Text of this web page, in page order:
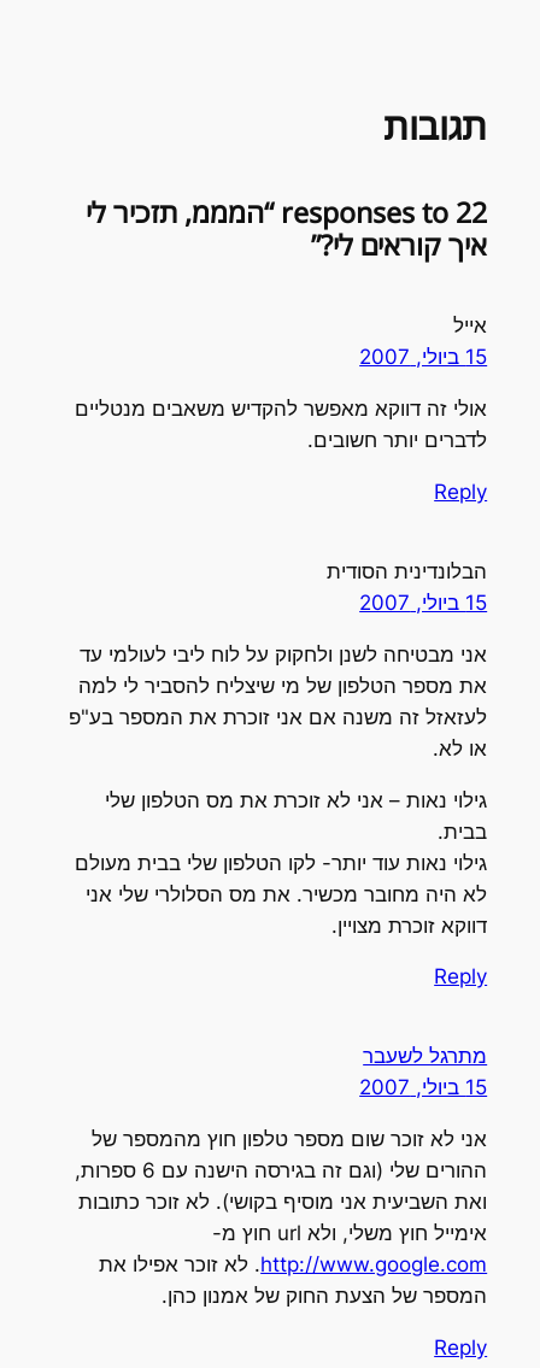
תגובות
22 responses to “המממ, תזכיר לי
איך קוראים לי?”
אייל
15 ביולי, 2007
אולי זה דווקא מאפשר להקדיש משאבים מנטליים
לדברים יותר חשובים.
Reply
הבלונדינית הסודית
15 ביולי, 2007
אני מבטיחה לשנן ולחקוק על לוח ליבי לעולמי עד
את מספר הטלפון של מי שיצליח להסביר לי למה
לעזאזל זה משנה אם אני זוכרת את המספר בע"פ
או לא.
גילוי נאות – אני לא זוכרת את מס הטלפון שלי
בבית.
גילוי נאות עוד יותר- לקו הטלפון שלי בבית מעולם
לא היה מחובר מכשיר. את מס הסלולרי שלי אני
דווקא זוכרת מצויין.
Reply
מתרגל לשעבר
15 ביולי, 2007
אני לא זוכר שום מספר טלפון חוץ מהמספר של
ההורים שלי (וגם זה בגירסה הישנה עם 6 ספרות,
ואת השביעית אני מוסיף בקושי). לא זוכר כתובות
אימייל חוץ משלי, ולא url חוץ מ-
http://www.google.com. לא זוכר אפילו את
המספר של הצעת החוק של אמנון כהן.
Reply